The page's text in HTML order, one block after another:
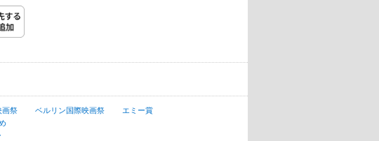
画祭 ベルリン国際映画祭
エミー賞